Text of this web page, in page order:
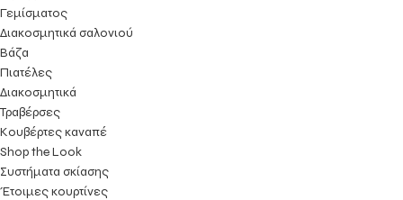
Γεμίσματος
Διακοσμητικά σαλονιού
Βάζα
Πιατέλες
Διακοσμητικά
Τραβέρσες
Κουβέρτες καναπέ
Shop the Look
Συστήματα σκίασης
Έτοιμες κουρτίνες